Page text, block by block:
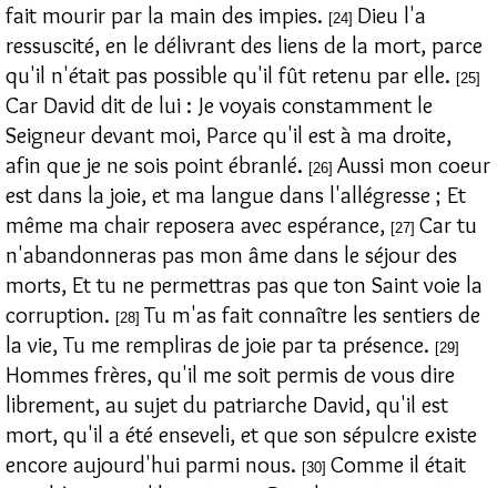
fait mourir par la main des impies. [24] Dieu l'a
ressuscité, en le délivrant des liens de la mort, parce
qu'il n'était pas possible qu'il fût retenu par elle. [25]
Car David dit de lui : Je voyais constamment le
Seigneur devant moi, Parce qu'il est à ma droite,
afin que je ne sois point ébranlé. [26] Aussi mon coeur
est dans la joie, et ma langue dans l'allégresse ; Et
même ma chair reposera avec espérance, [27] Car tu
n'abandonneras pas mon âme dans le séjour des
morts, Et tu ne permettras pas que ton Saint voie la
corruption. [28] Tu m'as fait connaître les sentiers de
la vie, Tu me rempliras de joie par ta présence. [29]
Hommes frères, qu'il me soit permis de vous dire
librement, au sujet du patriarche David, qu'il est
mort, qu'il a été enseveli, et que son sépulcre existe
encore aujourd'hui parmi nous. [30] Comme il était